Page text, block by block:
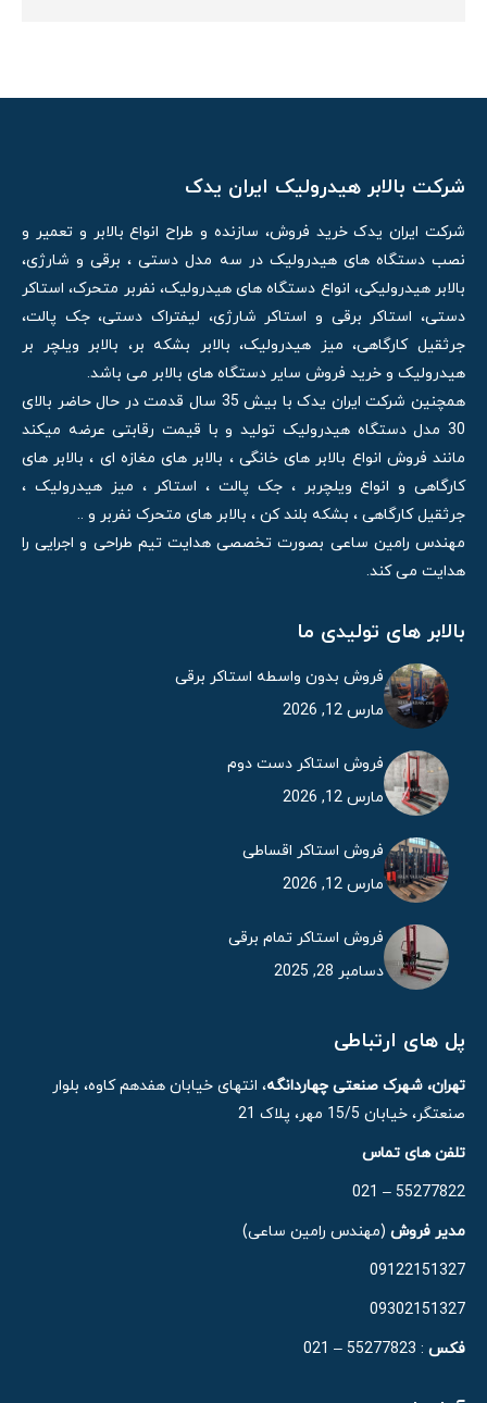
شرکت بالابر هیدرولیک ایران یدک
شرکت ایران یدک خرید فروش، سازنده و طراح انواع بالابر و تعمیر و
نصب دستگاه های هیدرولیک در سه مدل دستی ، برقی و شارژی،
بالابر هیدرولیکی، انواع دستگاه های هیدرولیک، نفربر متحرک، استاکر
دستی، استاکر برقی و استاکر شارژی، لیفتراک دستی، جک پالت،
جرثقیل کارگاهی، میز هیدرولیک، بالابر بشکه بر، بالابر ویلچر بر
هیدرولیک و خرید فروش سایر دستگاه های بالابر می باشد.
همچنین شرکت ایران یدک با بیش 35 سال قدمت در حال حاضر بالای
30 مدل دستگاه هیدرولیک تولید و با قیمت رقابتی عرضه میکند
مانند فروش انواع بالابر های خانگی ، بالابر های مغازه ای ، بالابر های
کارگاهی و انواع ویلچربر ، جک پالت ، استاکر ، میز هیدرولیک ،
جرثقیل کارگاهی ، بشکه بلند کن ، بالابر های متحرک نفربر و ..
مهندس رامین ساعی بصورت تخصصی هدایت تیم طراحی و اجرایی را
هدایت می کند.
بالابر های تولیدی ما
فروش بدون واسطه استاکر برقی
مارس 12, 2026
فروش استاکر دست دوم
مارس 12, 2026
فروش استاکر اقساطی
مارس 12, 2026
فروش استاکر تمام برقی
دسامبر 28, 2025
پل های ارتباطی
تهران، شهرک صنعتی چهاردانگه، انتهای خیابان هفدهم کاوه، بلوار
صنعتگر، خیابان 15/5 مهر، پلاک 21
تلفن های تماس
55277822 – 021
مدیر فروش (مهندس رامین ساعی)
09122151327
09302151327
فکس : 55277823 – 021